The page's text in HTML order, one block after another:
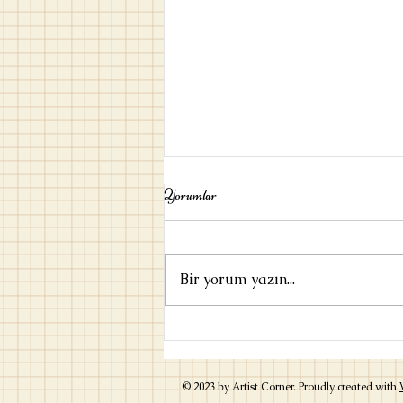
Umut / Ayşe Kulin
Yorumlar
Bir yorum yazın...
© 2023 by Artist Corner. Proudly created with